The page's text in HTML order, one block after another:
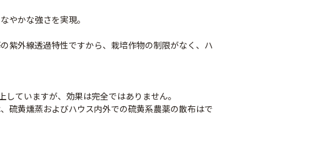
やかな強さを実現。
紫外線透過特性ですから、栽培作物の制限がなく、ハ
ていますが、効果は完全ではありません。
硫黄燻蒸およびハウス内外での硫黄系農薬の散布はで